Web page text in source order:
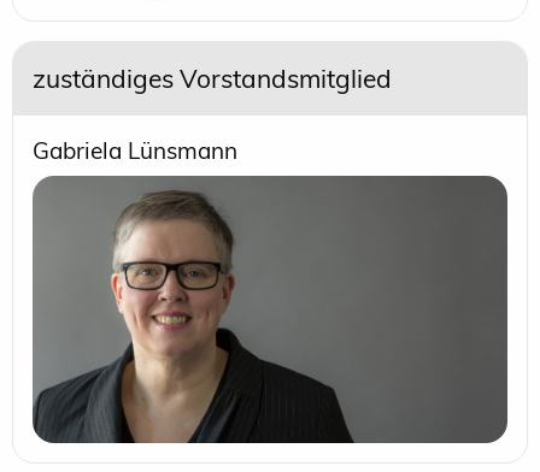
zuständiges Vorstandsmitglied
Gabriela Lünsmann